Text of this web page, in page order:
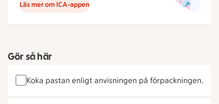
Läs mer om ICA-appen
Gör så här
Koka pastan enligt anvisningen på förpackningen.